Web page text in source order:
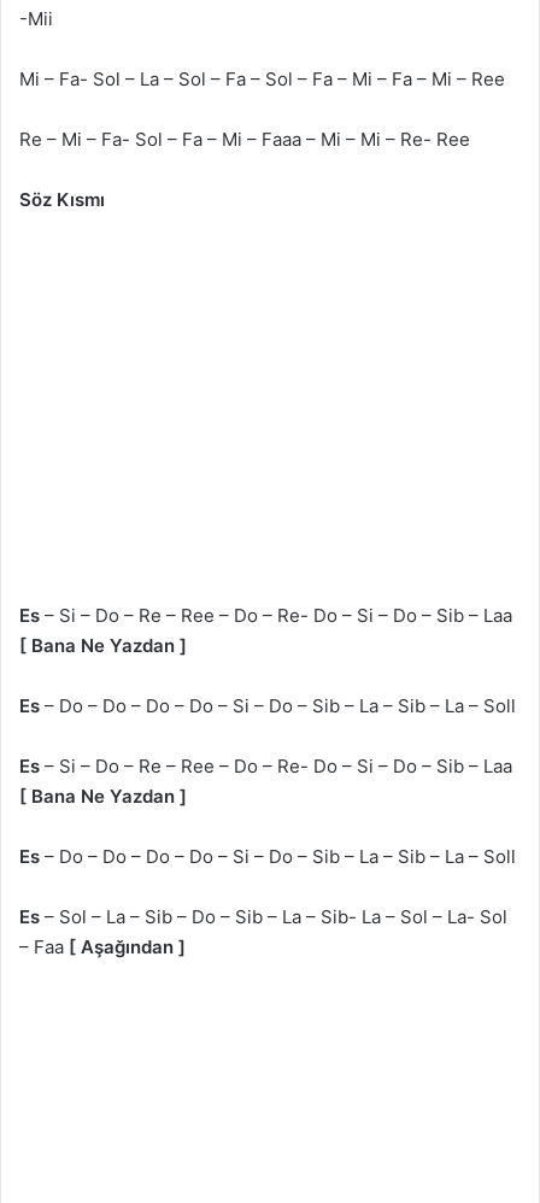
-Mii
Mi – Fa- Sol – La – Sol – Fa – Sol – Fa – Mi – Fa – Mi – Ree
Re – Mi – Fa- Sol – Fa – Mi – Faaa – Mi – Mi – Re- Ree
Söz Kısmı
Es – Si – Do – Re – Ree – Do – Re- Do – Si – Do – Sib – Laa
[ Bana Ne Yazdan ]
Es – Do – Do – Do – Do – Si – Do – Sib – La – Sib – La – Soll
Es – Si – Do – Re – Ree – Do – Re- Do – Si – Do – Sib – Laa
[ Bana Ne Yazdan ]
Es – Do – Do – Do – Do – Si – Do – Sib – La – Sib – La – Soll
Es – Sol – La – Sib – Do – Sib – La – Sib- La – Sol – La- Sol
– Faa [ Aşağından ]